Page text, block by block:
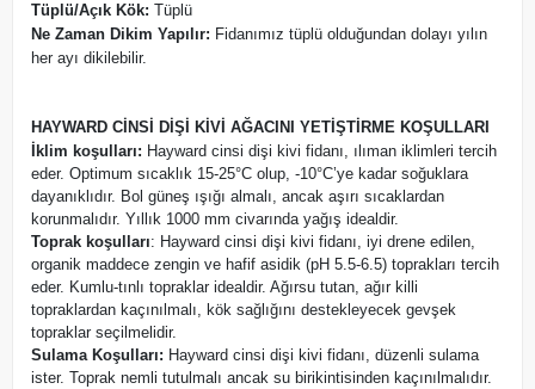
Tüplü/Açık Kök: Tüplü
Ne Zaman Dikim Yapılır: Fidanımız tüplü olduğundan dolayı yılın
her ayı dikilebilir.
HAYWARD CİNSİ DİŞİ KİVİ AĞACINI YETİŞTİRME KOŞULLARI
İklim koşulları: Hayward cinsi dişi kivi fidanı, ılıman iklimleri tercih
eder. Optimum sıcaklık 15-25°C olup, -10°C’ye kadar soğuklara
dayanıklıdır. Bol güneş ışığı almalı, ancak aşırı sıcaklardan
korunmalıdır. Yıllık 1000 mm civarında yağış idealdir.
Toprak koşulları: Hayward cinsi dişi kivi fidanı, iyi drene edilen,
organik maddece zengin ve hafif asidik (pH 5.5-6.5) toprakları tercih
eder. Kumlu-tınlı topraklar idealdir. Ağırsu tutan, ağır killi
topraklardan kaçınılmalı, kök sağlığını destekleyecek gevşek
topraklar seçilmelidir.
Sulama Koşulları: Hayward cinsi dişi kivi fidanı, düzenli sulama
ister. Toprak nemli tutulmalı ancak su birikintisinden kaçınılmalıdır.